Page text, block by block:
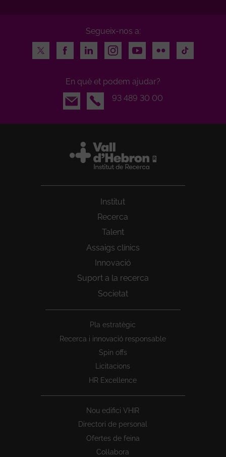
Segueix-nos a:
Twitter
FacebookLinkedInInstagramYoutubeFlickr TikTok
En què et podem ajudar?
Email
93 489 30 00
Institut
Recerca
Talent
Assaigs clínics
Innovació
Suport a la recerca
Societat
Pla estratègic
Recerca i innovació responsable
Spin offs
Licitacions
HR Excellence
Nou edifici VHIR
Directori de personal
Ofertes de feina
Col·labora